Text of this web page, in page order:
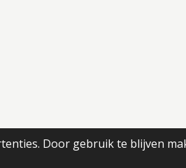
Door gebruik te blijven